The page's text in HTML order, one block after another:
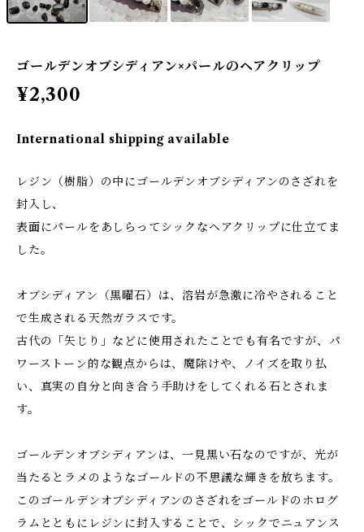
ゴールデンオブシディアン×パールのヘアクリップ
¥2,300
International shipping available
レジン（樹脂）の中にゴールデンオブシディアンのさざれを
封入し、
表面にパールをあしらってシックなヘアクリップに仕立てま
した。
オブシディアン（黒曜石）は、溶岩が急激に冷やされること
で生成される天然ガラスです。
古代の「矢じり」などに使用されたことでも有名ですが、パ
ワーストーン的な観点からは、魔除けや、ノイズを取り払
い、真実の自分と向き合う手助けをしてくれる石とされま
す。
ゴールデンオブシディアンは、一見黒い石なのですが、光が
当たるとラメのようなゴールドの不思議な輝きを放ちます。
このゴールデンオブシディアンのさざれをゴールドのホログ
ラムとともにレジンに封入することで、シックでニュアンス